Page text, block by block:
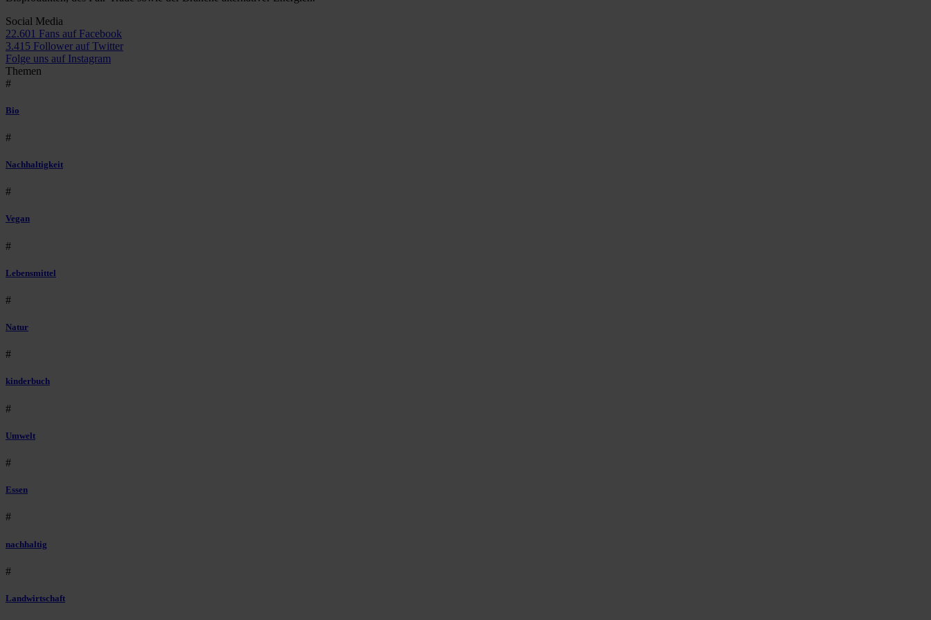
Social Media
22.601 Fans auf Facebook
3.415 Follower auf Twitter
Folge uns auf Instagram
Themen
#
Bio
#
Nachhaltigkeit
#
Vegan
#
Lebensmittel
#
Natur
#
kinderbuch
#
Umwelt
#
Essen
#
nachhaltig
#
Landwirtschaft